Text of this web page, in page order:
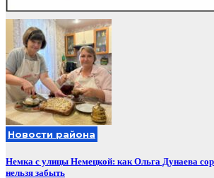
Новости района
Немка с улицы Немецкой: как Ольга Дунаева
нельзя забыть